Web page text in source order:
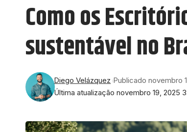
Como os
sustentável no
Última atualização novembro 19, 2025
Diego Velázquez Publicado novembro